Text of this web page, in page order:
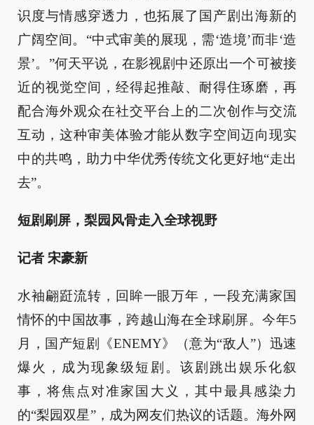
识度与情感穿透力，也拓展了国产剧出海新的
广阔空间。“中式审美的展现，需‘造境’而非‘造
景’。”何天平说，在影视剧中还原出一个可被接
近的视觉空间，经得起推敲、耐得住琢磨，再
配合海外观众在社交平台上的二次创作与交流
互动，这种审美体验才能从数字空间迈向现实
中的共鸣，助力中华优秀传统文化更好地“走出
去”。
短剧刷屏，梨园风骨走入全球视野
记者 宋豪新
水袖翩跹流转，回眸一眼万年，一段充满家国
情怀的中国故事，跨越山海在全球刷屏。今年5
月，国产短剧《ENEMY》（意为“敌人”）迅速
爆火，成为现象级短剧。该剧跳出娱乐化叙
事，将焦点对准家国大义，其中最具感染力
的“梨园双星”，成为网友们热议的话题。海外网